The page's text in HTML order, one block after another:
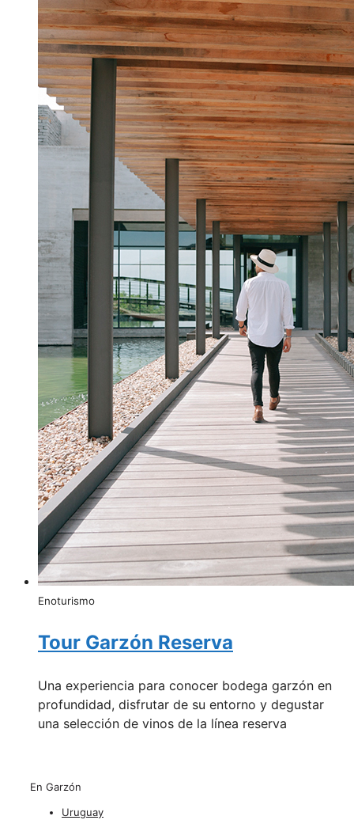
Enoturismo
Tour Garzón Reserva
Una experiencia para conocer bodega garzón en
profundidad, disfrutar de su entorno y degustar
una selección de vinos de la línea reserva
En Garzón
Uruguay